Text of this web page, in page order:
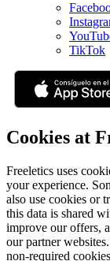
TikTok
Cookies at
Freeletics uses
your experience.
also use cookies or
this data is shared
improve our offers,
our partner
non-required